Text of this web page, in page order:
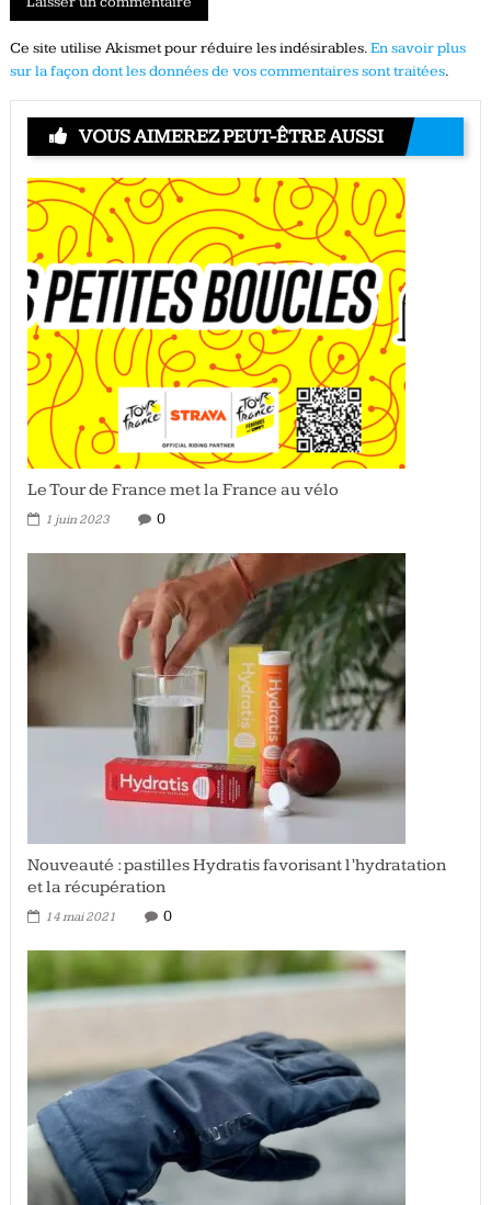
Ce site utilise Akismet pour réduire les indésirables.En savoir plus
sur la façon dont les données de vos commentaires sont traitées.
VOUS AIMEREZ PEUT-ÊTRE AUSSI
Le Tour de France met la France au vélo
1 juin 2023 0
Nouveauté : pastilles Hydratis favorisant l’hydratation
et la récupération
14 mai 2021 0